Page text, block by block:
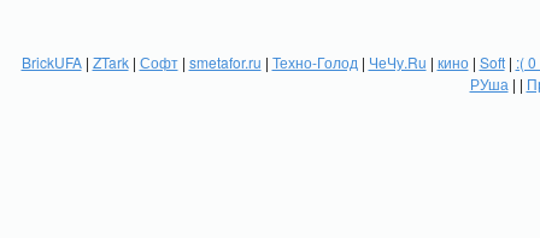
BrickUFA| ZTark| Софт| smetafor.ru | Техно-Голод | ЧеЧу.Ru | кино| Soft| :(
РУша | |